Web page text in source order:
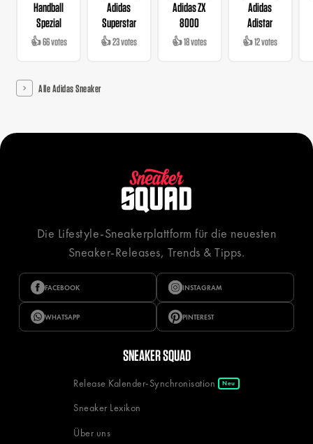
Handball
Spezial
👍 66 votes
Adidas
Superstar
👍 23 votes
Adidas ZX
8000
👍 18 votes
Adidas
Adistar
👍 12 votes
Alle Adidas Sneaker
Die Lifestyle-Sneakerplattform für die neuesten
Sneaker-Releases, Trends & Tipps.
FACEBOOK INSTAGRAM
WHATSAPP PINTEREST
SNEAKER SQUAD
Release Kalender-Synchronisation Neu
Sneaker Lexikon
Über uns